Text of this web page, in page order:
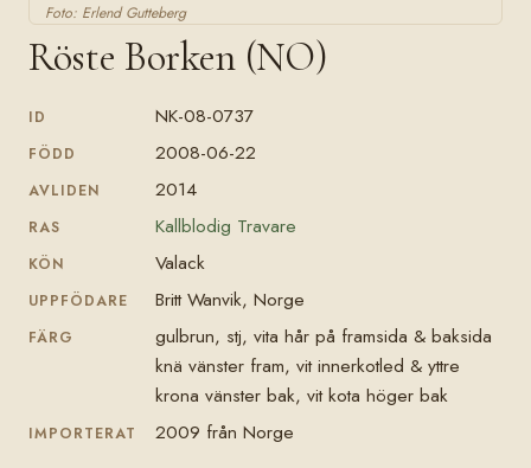
Foto: Erlend Gutteberg
Röste Borken (NO)
ID NK-08-0737
FÖDD 2008-06-22
AVLIDEN 2014
RAS Kallblodig Travare
KÖN Valack
UPPFÖDARE Britt Wanvik, Norge
FÄRG
gulbrun, stj, vita hår på framsida & baksida
knä vänster fram, vit innerkotled & yttre
krona vänster bak, vit kota höger bak
IMPORTERAT 2009 från Norge